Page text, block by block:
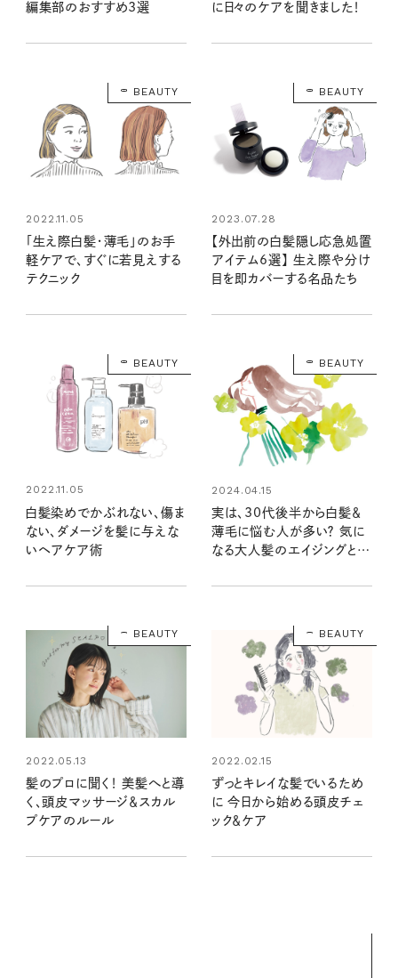
編集部のおすすめ3選
に日々のケアを聞きました！
BEAUTY
2022.11.05
「生え際白髪・薄毛」のお手
軽ケアで、すぐに若見えする
テクニック
BEAUTY
2023.07.28
【外出前の白髪隠し応急処置
アイテム6選】 生え際や分け
目を即カバーする名品たち
BEAUTY
2022.11.05
白髪染めでかぶれない、傷ま
ない、ダメージを髪に与えな
いヘアケア術
BEAUTY
2024.04.15
実は、30代後半から白髪＆
薄毛に悩む人が多い？ 気に
なる大人髪のエイジングと向
BEAUTY
2022.05.13
髪のプロに聞く！ 美髪へと導
く、頭皮マッサージ＆スカル
プケアのルール
BEAUTY
2022.02.15
ずっとキレイな髪でいるため
に 今日から始める頭皮チェ
ック＆ケア